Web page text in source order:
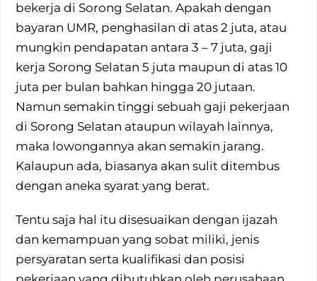
bekerja di Sorong Selatan. Apakah dengan
bayaran UMR, penghasilan di atas 2 juta, atau
mungkin pendapatan antara 3 – 7 juta, gaji
kerja Sorong Selatan 5 juta maupun di atas 10
juta per bulan bahkan hingga 20 jutaan.
Namun semakin tinggi sebuah gaji pekerjaan
di Sorong Selatan ataupun wilayah lainnya,
maka lowongannya akan semakin jarang.
Kalaupun ada, biasanya akan sulit ditembus
dengan aneka syarat yang berat.
Tentu saja hal itu disesuaikan dengan ijazah
dan kemampuan yang sobat miliki, jenis
persyaratan serta kualifikasi dan posisi